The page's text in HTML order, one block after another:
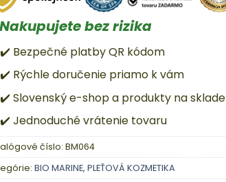
Nakupujete bez rizika
✔️ Bezpečné platby QR kódom
✔️ Rýchle doručenie priamo k vám
✔️ Slovenský e-shop a produkty na sklade
✔️ Jednoduché vrátenie tovaru
číslo:BM064
BIO MARINE,PLEŤOVÁ KOZMETIKA